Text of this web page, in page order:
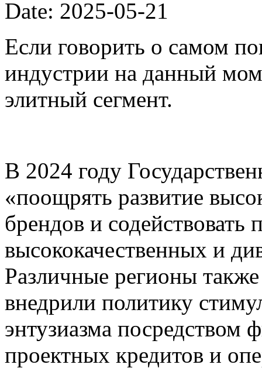
Date: 2025-05-21
Если говорить о самом
индустрии на данный
элитный сегмент.
В 2024 году
«поощрять развитие
брендов и содействовать
высококачественных и
Различные регионы
внедрили политику
энтузиазма посредством
проектных кредитов и